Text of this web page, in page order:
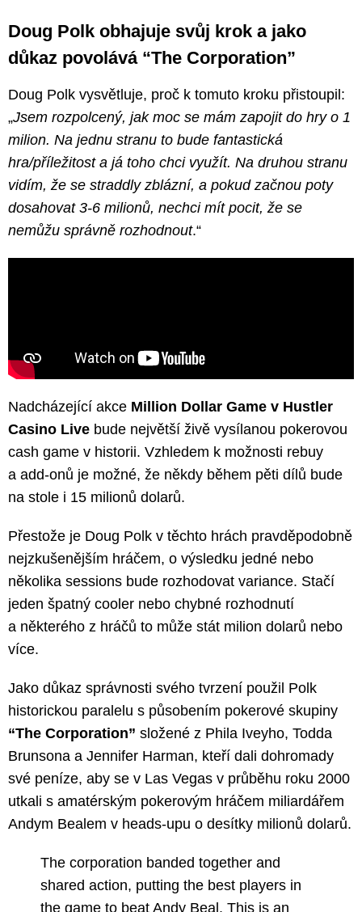
Doug Polk obhajuje svůj krok a jako
důkaz povolává “The Corporation”
Doug Polk vysvětluje, proč k tomuto kroku přistoupil:
„Jsem rozpolcený, jak moc se mám zapojit do hry o 1
milion. Na jednu stranu to bude fantastická
hra/příležitost a já toho chci využít. Na druhou stranu
vidím, že se straddly zblázní, a pokud začnou poty
dosahovat 3-6 milionů, nechci mít pocit, že se
nemůžu správně rozhodnout.“
Nadcházející akce Million Dollar Game v Hustler
Casino Live bude největší živě vysílanou pokerovou
cash game v historii. Vzhledem k možnosti rebuy
a add-onů je možné, že někdy během pěti dílů bude
na stole i 15 milionů dolarů.
Přestože je Doug Polk v těchto hrách pravděpodobně
nejzkušenějším hráčem, o výsledku jedné nebo
několika sessions bude rozhodovat variance. Stačí
jeden špatný cooler nebo chybné rozhodnutí
a některého z hráčů to může stát milion dolarů nebo
více.
Jako důkaz správnosti svého tvrzení použil Polk
historickou paralelu s působením pokerové skupiny
“The Corporation” složené z Phila Iveyho, Todda
Brunsona a Jennifer Harman, kteří dali dohromady
své peníze, aby se v Las Vegas v průběhu roku 2000
utkali s amatérským pokerovým hráčem miliardářem
Andym Bealem v heads-upu o desítky milionů dolarů.
The corporation banded together and
shared action, putting the best players in
the game to beat Andy Beal. This is an